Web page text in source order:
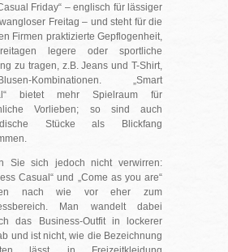
Friday“ – englisch für lässiger
Freitag – und steht für die
Firmen praktizierte Gepflogenheit,
legere oder sportliche
zu tragen, z.B. Jeans und T-Shirt,
Blusen-Kombinationen. „Smart
bietet mehr Spielraum für
Vorlieben; so sind auch
Stücke als Blickfang
Sie sich jedoch nicht verwirren:
Casual“ und „Come as you are“
nach wie vor eher zum
Man wandelt dabei
das Business-Outfit in lockerer
und ist nicht, wie die Bezeichnung